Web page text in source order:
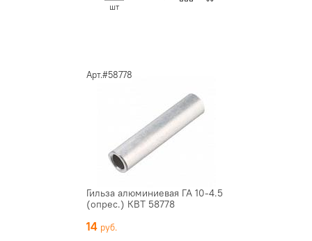
шт
Арт.#58778
Гильза алюминиевая ГА 10-4.5
(опрес.) КВТ 58778
14